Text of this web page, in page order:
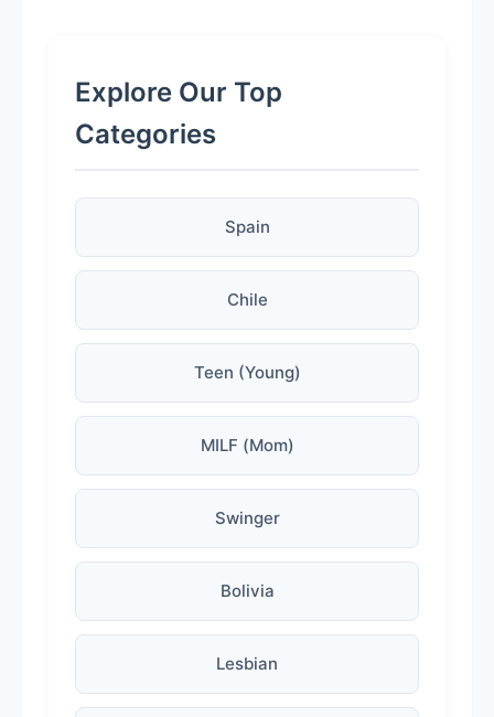
Explore Our Top
Categories
Spain
Chile
Teen (Young)
MILF (Mom)
Swinger
Bolivia
Lesbian